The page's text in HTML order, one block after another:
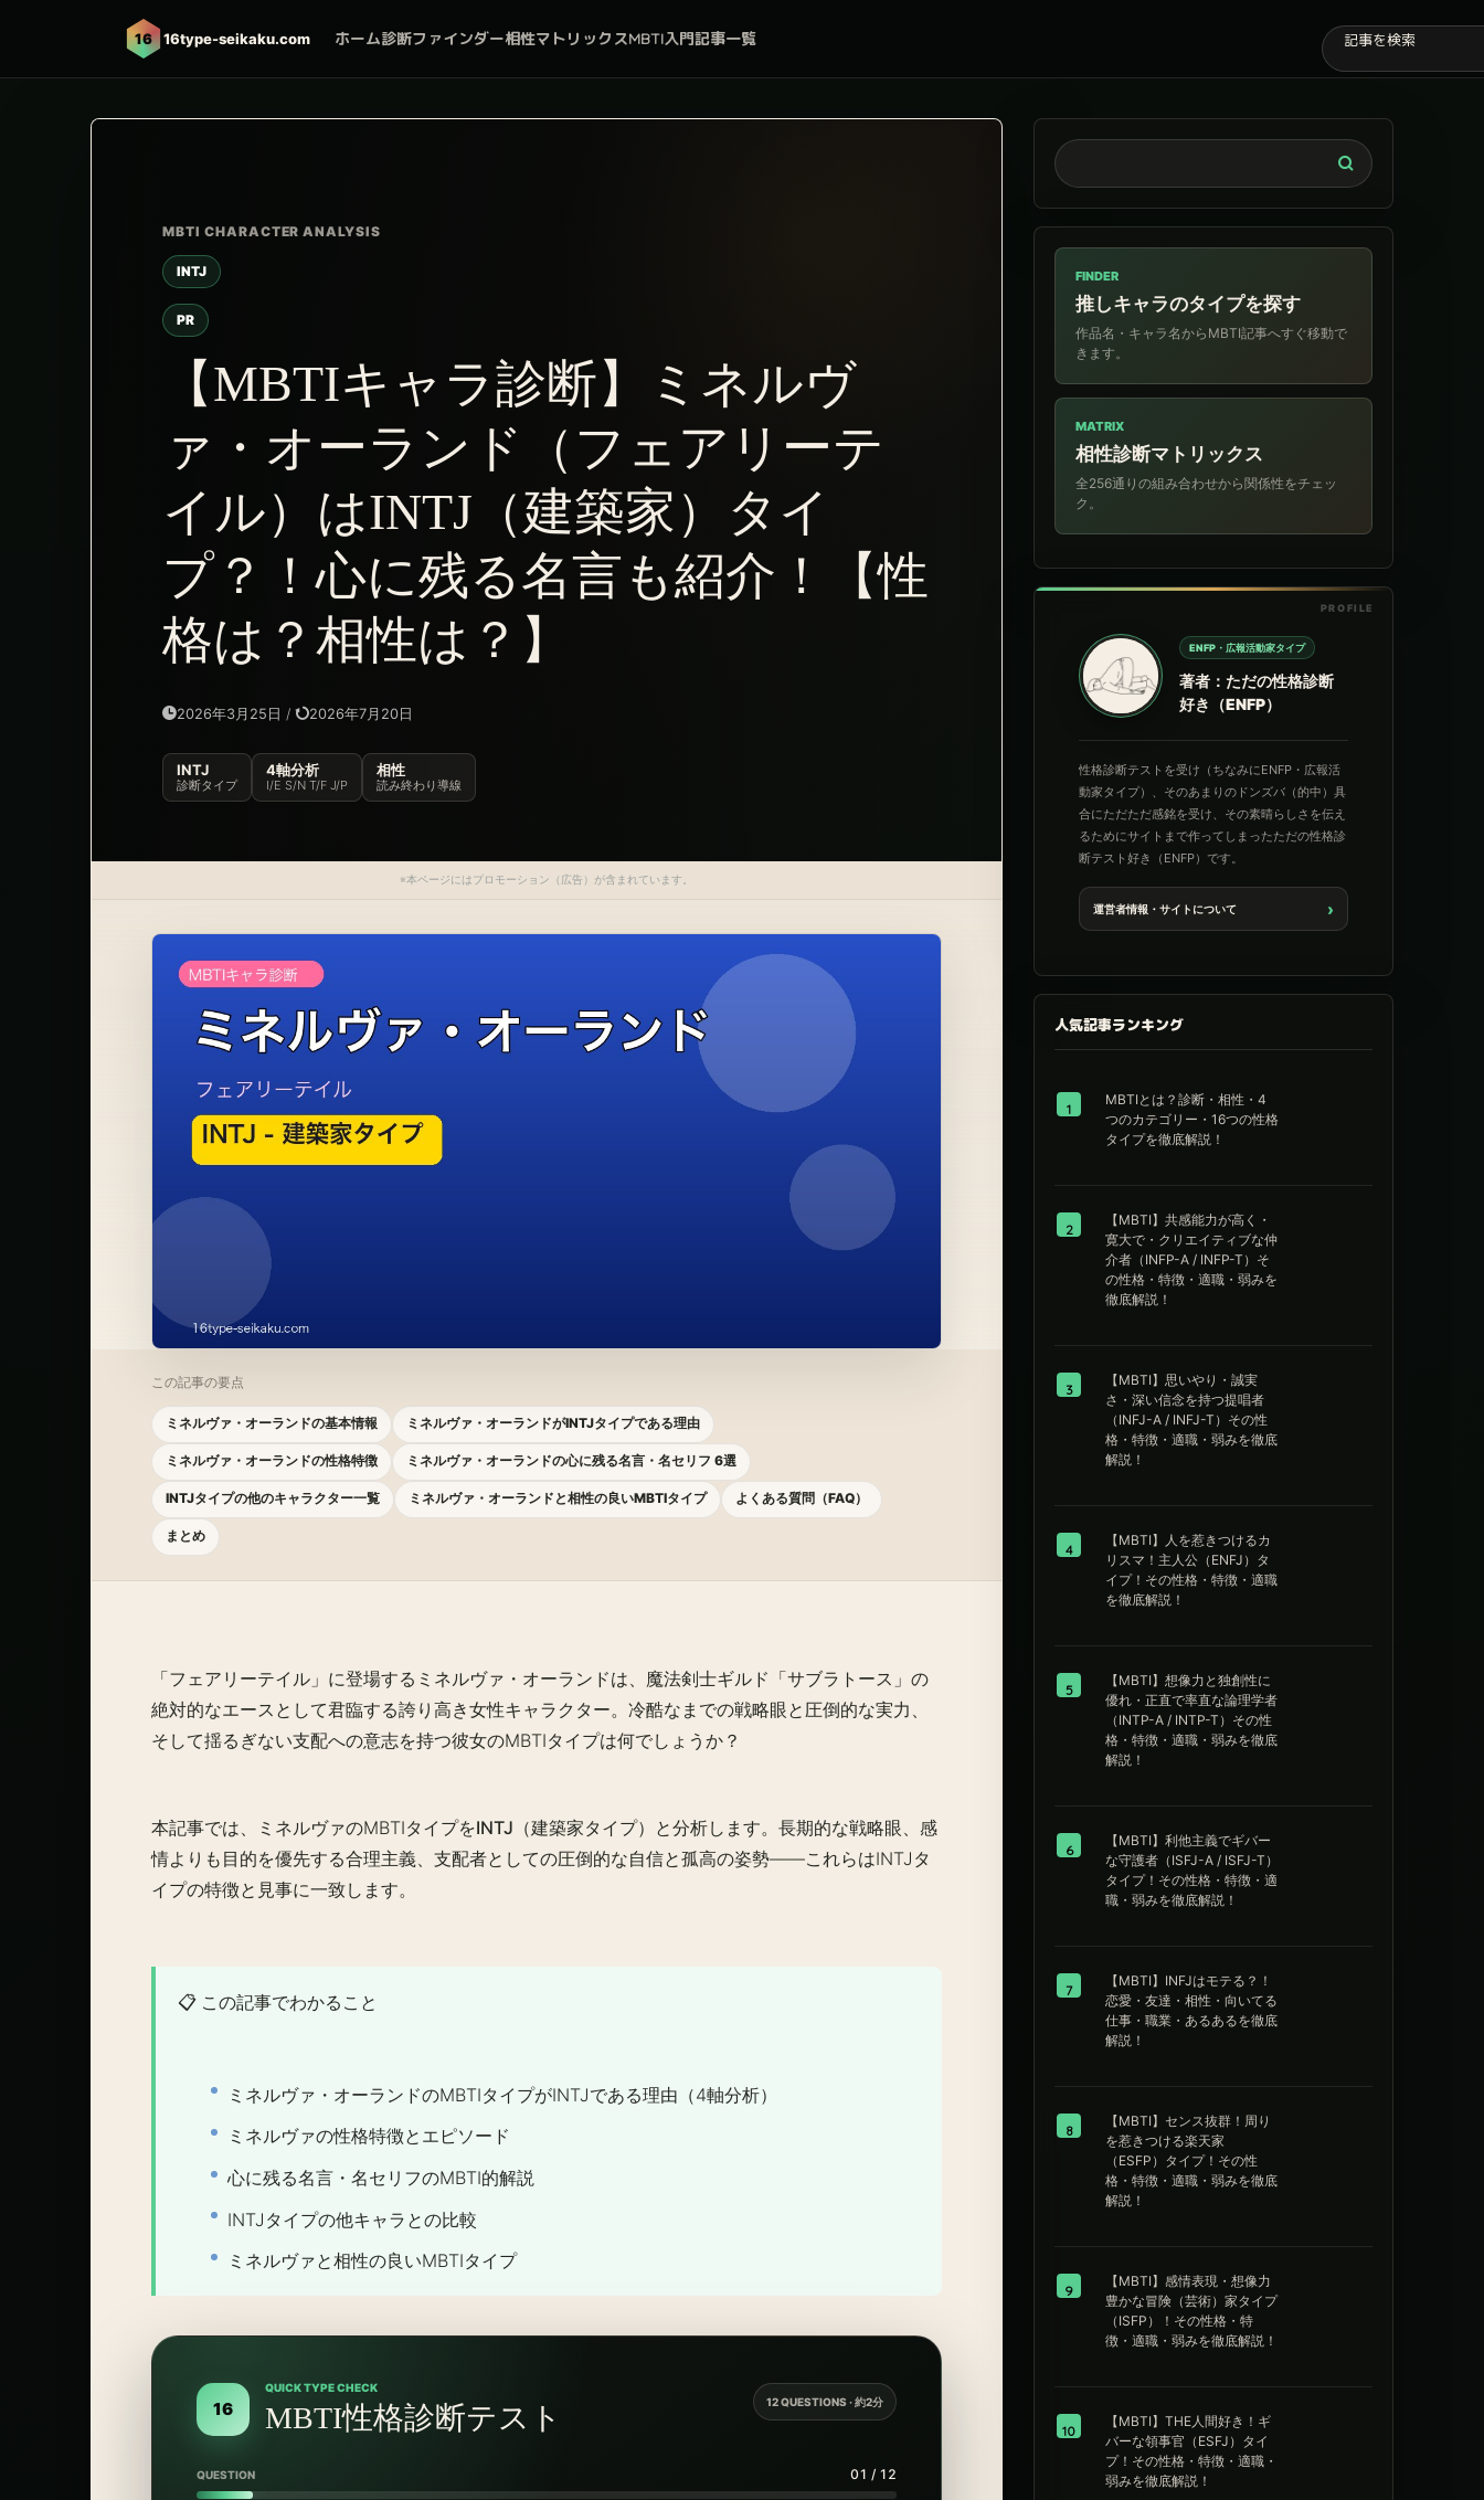
16 16type-seikaku.com ホーム診断ファインダー相性マトリックスMBTI入門記事一覧
INTJ
PR
【MBTIキャラ診断】ミネルヴ
ァ・オーランド（フェアリーテ
イル）はINTJ（建築家）タイ
プ？！心に残る名言も紹介！【性
格は？相性は？】
2026年3月25日 / 2026年7月20日
INTJ
診断タイプ
4軸分析
I/E S/N T/F J/P
相性
読み終わり導線
※本ページにはプロモーション（広告）が含まれています。
この記事の要点
ミネルヴァ・オーランドの基本情報 ミネルヴァ・オーランドがINTJタイプである理由
ミネルヴァ・オーランドの性格特徴 ミネルヴァ・オーランドの心に残る名言・名セリフ 6選
INTJタイプの他のキャラクター一覧 ミネルヴァ・オーランドと相性の良いMBTIタイプ よくある質問（FAQ）
まとめ
「フェアリーテイル」に登場するミネルヴァ・オーランドは、魔法剣士ギルド「サブラトース」の
絶対的なエースとして君臨する誇り高き女性キャラクター。冷酷なまでの戦略眼と圧倒的な実力、
そして揺るぎない支配への意志を持つ彼女のMBTIタイプは何でしょうか？
本記事では、ミネルヴァのMBTIタイプをINTJ（建築家タイプ） と分析します。長期的な戦略眼、感
情よりも目的を優先する合理主義、支配者としての圧倒的な自信と孤高の姿勢――これらはINTJタ
イプの特徴と見事に一致します。
📋 この記事でわかること
ミネルヴァ・オーランドのMBTIタイプがINTJである理由（4軸分析）
ミネルヴァの性格特徴とエピソード
心に残る名言・名セリフのMBTI的解説
INTJタイプの他キャラとの比較
ミネルヴァと相性の良いMBTIタイプ
16
QUICK TYPE CHECK
MBTI性格診断テスト 12 QUESTIONS · 約2分
QUESTION 01 / 12
FINDER
推しキャラのタイプを探す
作品名・キャラ名からMBTI記事へすぐ移動で
きます。
MATRIX
相性診断マトリックス
全256通りの組み合わせから関係性をチェッ
ク。
ENFP・広報活動家タイプ
著者：ただの性格診断
好き（ENFP）
性格診断テストを受け（ちなみにENFP・広報活
動家タイプ）、そのあまりのドンズバ（的中）具
合にただただ感銘を受け、その素晴らしさを伝え
るためにサイトまで作ってしまったただの性格診
断テスト好き（ENFP）です。
運営者情報・サイトについて ›
人気記事ランキング
1
MBTIとは？診断・相性・4
つのカテゴリー・16つの性格
タイプを徹底解説！
2
【MBTI】共感能力が高く・
寛大で・クリエイティブな仲
介者（INFP-A / INFP-T）そ
の性格・特徴・適職・弱みを
徹底解説！
3
【MBTI】思いやり・誠実
さ・深い信念を持つ提唱者
（INFJ-A / INFJ-T）その性
格・特徴・適職・弱みを徹底
解説！
4
【MBTI】人を惹きつけるカ
リスマ！主人公（ENFJ）タ
イプ！その性格・特徴・適職
を徹底解説！
5
【MBTI】想像力と独創性に
優れ・正直で率直な論理学者
（INTP-A / INTP-T）その性
格・特徴・適職・弱みを徹底
解説！
6
【MBTI】利他主義でギバー
な守護者（ISFJ-A / ISFJ-T）
タイプ！その性格・特徴・適
職・弱みを徹底解説！
7
【MBTI】INFJはモテる？！
恋愛・友達・相性・向いてる
仕事・職業・あるあるを徹底
解説！
8
【MBTI】センス抜群！周り
を惹きつける楽天家
（ESFP）タイプ！その性
格・特徴・適職・弱みを徹底
解説！
9
【MBTI】感情表現・想像力
豊かな冒険（芸術）家タイプ
（ISFP）！その性格・特
徴・適職・弱みを徹底解説！
10
【MBTI】THE人間好き！ギ
バーな領事官（ESFJ）タイ
プ！その性格・特徴・適職・
弱みを徹底解説！